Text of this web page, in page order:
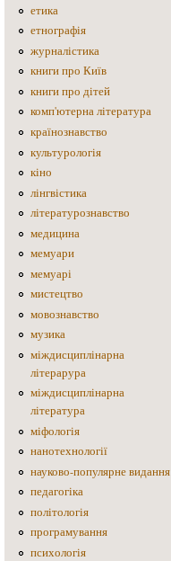
етика
етнографія
журналістика
книги про Київ
книги про дітей
комп'ютерна література
країнознавство
культурологія
кіно
лінгвістика
літературознавство
медицина
мемуари
мемуарі
мистецтво
мовознавство
музика
міждисциплінарна
літерарура
міждисциплінарна
література
міфологія
нанотехнології
науково-популярне видання
педагогіка
політологія
програмування
психологія